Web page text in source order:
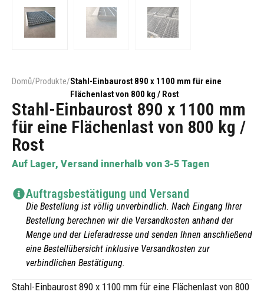
Domů/Produkte/Stahl-Einbaurost 890 x 1100 mm für eine
Flächenlast von 800 kg / Rost
Stahl-Einbaurost 890 x 1100 mm
für eine Flächenlast von 800 kg /
Rost
Auf Lager, Versand innerhalb von 3-5 Tagen
Auftragsbestätigung und Versand
Die Bestellung ist völlig unverbindlich. Nach Eingang Ihrer
Bestellung berechnen wir die Versandkosten anhand der
Menge und der Lieferadresse und senden Ihnen anschließend
eine Bestellübersicht inklusive Versandkosten zur
verbindlichen Bestätigung.
Stahl-Einbaurost 890 x 1100 mm für eine Flächenlast von 800